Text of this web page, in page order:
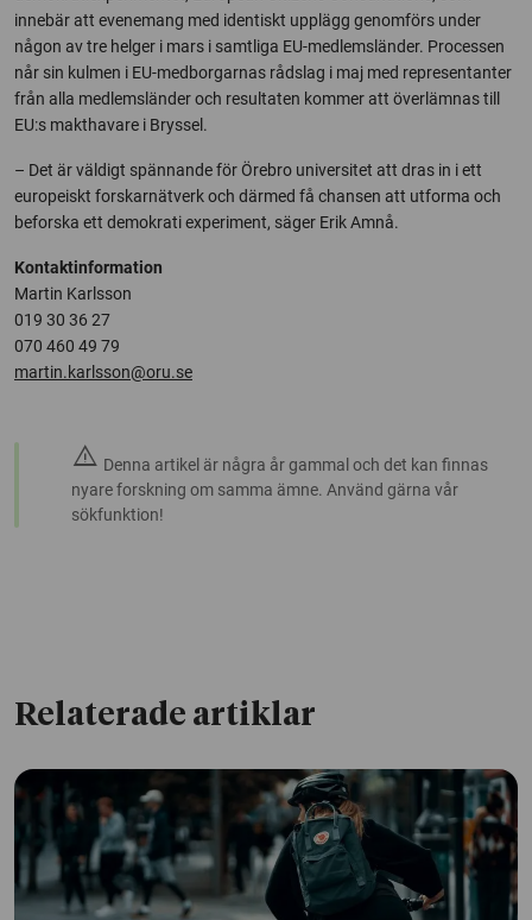
innebär att evenemang med identiskt upplägg genomförs under
någon av tre helger i mars i samtliga EU-medlemsländer. Processen
når sin kulmen i EU-medborgarnas rådslag i maj med representanter
från alla medlemsländer och resultaten kommer att överlämnas till
EU:s makthavare i Bryssel.
– Det är väldigt spännande för Örebro universitet att dras in i ett
europeiskt forskarnätverk och därmed få chansen att utforma och
beforska ett demokrati experiment, säger Erik Amnå.
Kontaktinformation
Martin Karlsson
019 30 36 27
070 460 49 79
martin.karlsson@oru.se
warning Denna artikel är några år gammal och det kan finnas
nyare forskning om samma ämne. Använd gärna vår
sökfunktion!
Relaterade artiklar